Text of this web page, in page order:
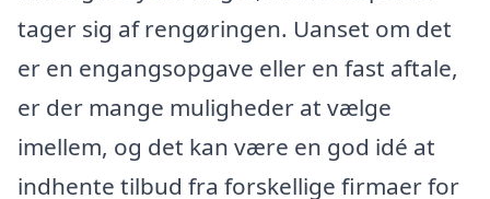
tager sig af rengøringen. Uanset om det
er en engangsopgave eller en fast aftale,
er der mange muligheder at vælge
imellem, og det kan være en god idé at
indhente tilbud fra forskellige firmaer for